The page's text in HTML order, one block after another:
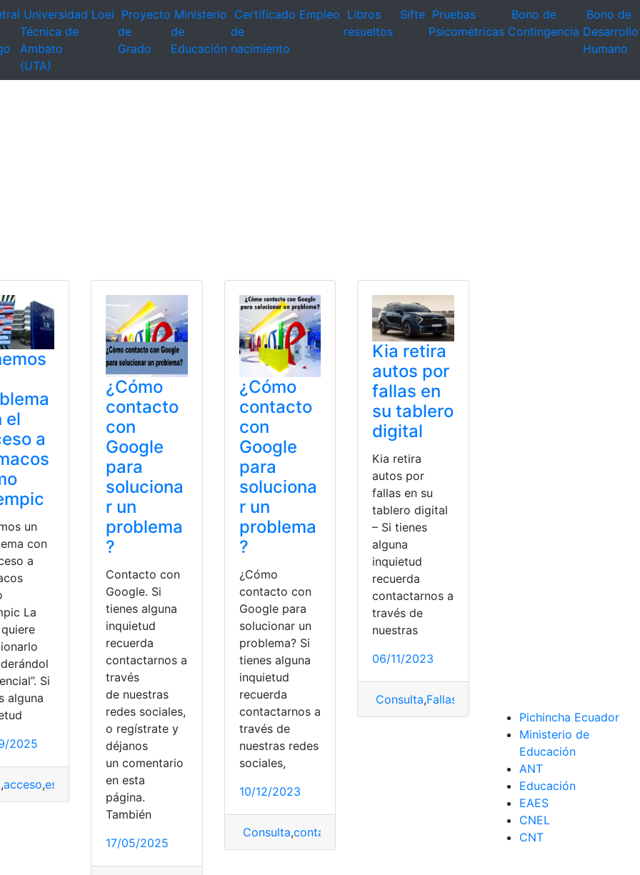
Universidad
Técnica de
Ambato
(UTA)
Loei Proyecto
de
Grado
Ministerio
de
Educación
Certificado
de
nacimiento
Empleo Libros
resueltos
Sifte Pruebas
Psicométricas
Bono de
Contingencia
Bono de
Desarrollo
Humano
el
a
un
con
a
La
Si
alguna
2025
,acceso,esencial fármacos, Problema
¿Cómo
contacto
con
Google
para
soluciona
r un
problema
?
Contacto con
Google. Si
tienes alguna
inquietud
recuerda
contactarnos a
través
de nuestras
redes sociales,
o regístrate y
déjanos
un comentario
en esta
página.
También
17/05/2025
¿Cómo
contacto
con
Google
para
soluciona
r un
problema
?
¿Cómo
contacto con
Google para
solucionar un
problema? Si
tienes alguna
inquietud
recuerda
contactarnos a
través de
nuestras redes
sociales,
10/12/2023
Consulta,contacto
Kia retira
autos por
fallas en
su tablero
digital
Kia retira
autos por
fallas en su
tablero digital
– Si tienes
alguna
inquietud
recuerda
contactarnos a
través de
nuestras
06/11/2023
Consulta,Fallas
Pichincha Ecuador
Ministerio de
Educación
ANT
Educación
EAES
CNEL
CNT